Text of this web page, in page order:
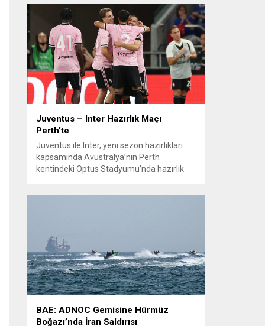
Juventus – Inter Hazırlık Maçı
Perth’te
Juventus ile Inter, yeni sezon hazırlıkları
kapsamında Avustralya’nın Perth
kentindeki Optus Stadyumu’nda hazırlık
Türk futbolcu sahada yer aldı: Juventus’ta
Kenan Yıldız ilk 11’de görev alırken,...
BAE: ADNOC Gemisine Hürmüz
Boğazı’nda İran Saldırısı